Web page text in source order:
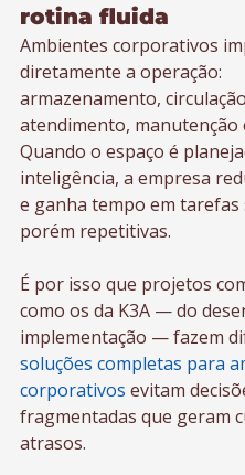
rotina fluida
Ambientes corporativos
diretamente a operação:
armazenamento,
atendimento, manutenção
Quando o espaço é
inteligência, a empresa
e ganha tempo em tarefas
porém repetitivas.
É por isso que projetos
como os da K3A — do
implementação — fazem
soluções completas para
corporativos evitam
fragmentadas que geram
atrasos.